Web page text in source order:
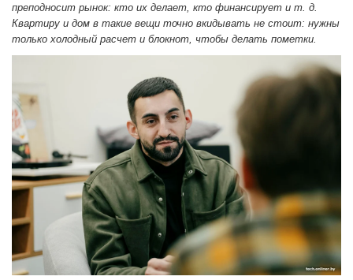
преподносит рынок: кто их делает, кто финансирует и т. д.
Квартиру и дом в такие вещи точно вкидывать не стоит: нужны
только холодный расчет и блокнот, чтобы делать пометки.